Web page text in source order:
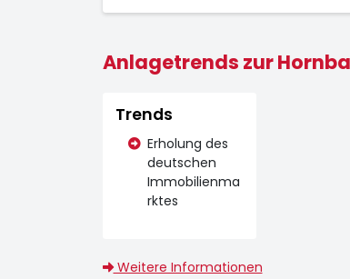
Anlagetrends zur
Trends
Erholung des
deutschen
Immobilienma
rktes
Weitere Informationen